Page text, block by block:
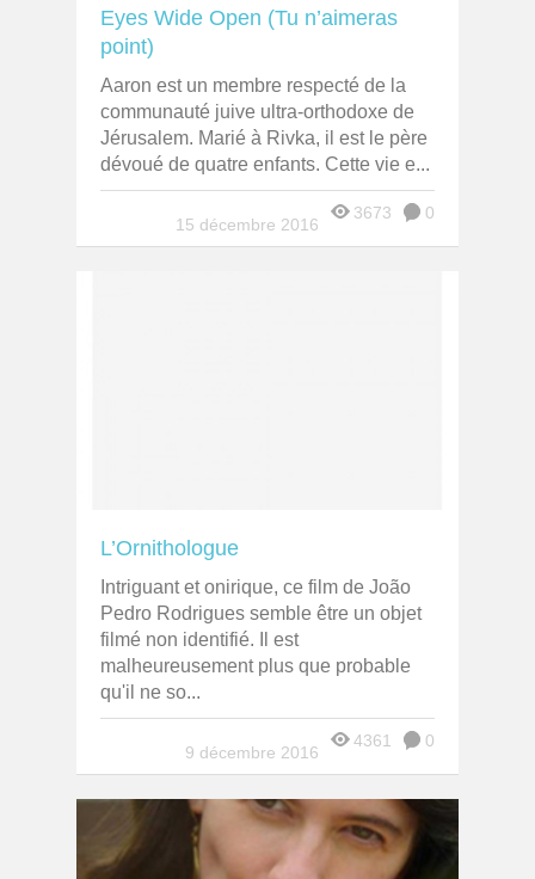
Eyes Wide Open (Tu n’aimeras
point)
Aaron est un membre respecté de la
communauté juive ultra-orthodoxe de
Jérusalem. Marié à Rivka, il est le père
dévoué de quatre enfants. Cette vie e...
0
3673
15 décembre 2016
L’Ornithologue
Intriguant et onirique, ce film de João
Pedro Rodrigues semble être un objet
filmé non identifié. Il est
malheureusement plus que probable
qu'il ne so...
0
4361
9 décembre 2016